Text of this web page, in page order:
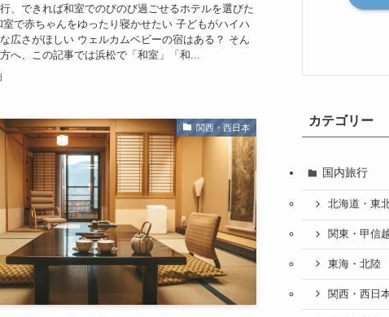
、できれば和室でのびのび過ごせるホテルを選びた
で赤ちゃんをゆったり寝かせたい 子どもがハイハ
広さがほしい ウェルカムベビーの宿はある？ そん
へ、この記事では浜松で「和室」「和...
関西・西日本
カテゴリー
国内旅行
北海道・東
関東・甲信
東海・北陸
関西・西日